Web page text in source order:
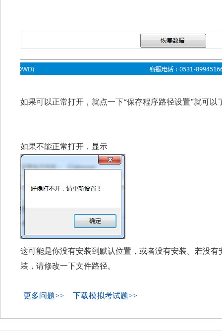
如果可以正常打开，就点一下“保存程序路径设置”就可以
如果不能正常打开，显示
这可能是你没有安装到默认位置，或者没有安装。若没有
装，请修改一下文件路径。
更多问题>> 下载模拟考试题>>